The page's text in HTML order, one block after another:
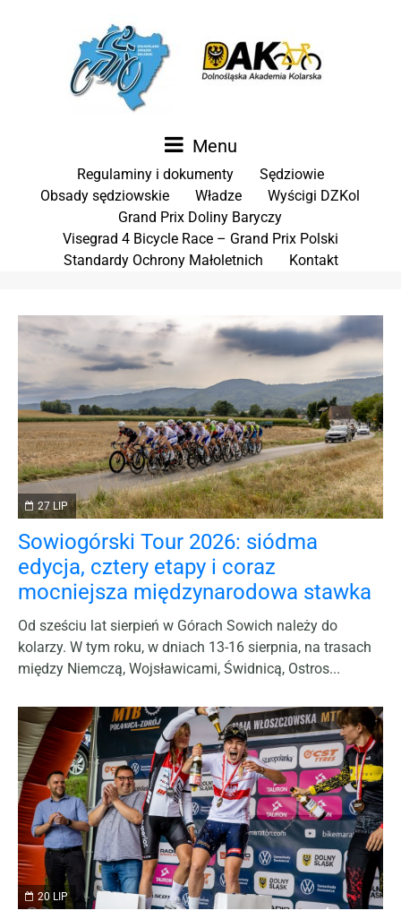
Menu
Regulaminy i dokumenty
Sędziowie
Obsady sędziowskie
Władze
Wyścigi DZKol
Grand Prix Doliny Baryczy
Visegrad 4 Bicycle Race – Grand Prix Polski
Standardy Ochrony Małoletnich
Kontakt
27 LIP
Sowiogórski Tour 2026: siódma
edycja, cztery etapy i coraz
mocniejsza międzynarodowa stawka
Od sześciu lat sierpień w Górach Sowich należy do
kolarzy. W tym roku, w dniach 13-16 sierpnia, na trasach
między Niemczą, Wojsławicami, Świdnicą, Ostros...
20 LIP